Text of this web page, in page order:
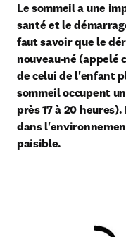
Le sommeil a une
santé et le
faut savoir que le
nouveau-né (appelé
de celui de l'enfant
sommeil occupent
près 17 à 20
dans
paisible.